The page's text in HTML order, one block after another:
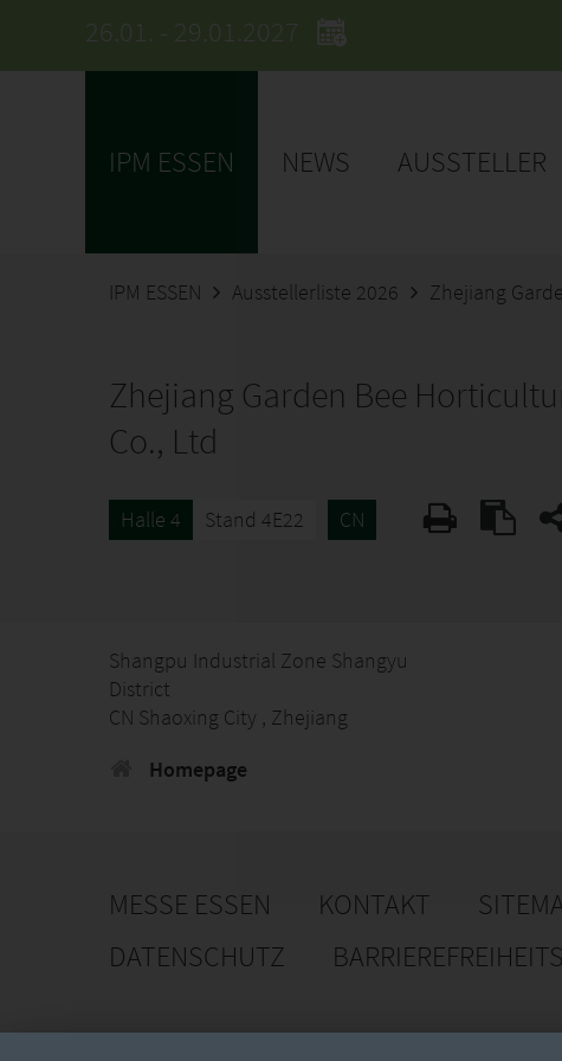
26.01. - 29.01.2027
IPM ESSEN NEWS AUSSTELLER
IPM ESSEN Ausstellerliste 2026 Zhejiang
Zhejiang Garden Bee
Co., Ltd
Halle 4 Stand 4E22 CN
Shangpu Industrial Zone Shangyu
District
CN Shaoxing City , Zhejiang
Homepage
MESSE ESSEN KONTAKT
DATENSCHUTZ